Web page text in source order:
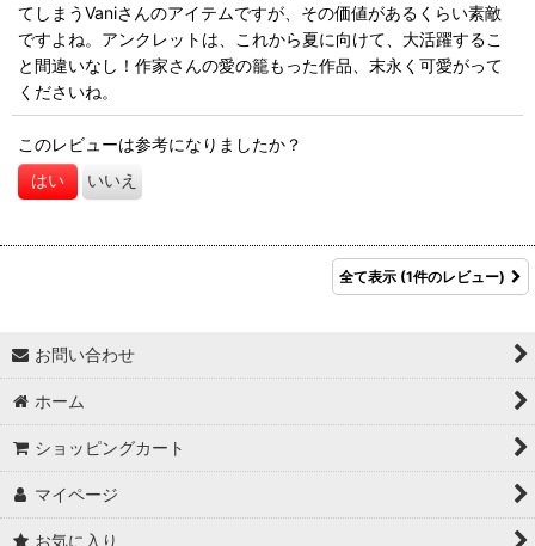
てしまうVaniさんのアイテムですが、その価値があるくらい素敵
ですよね。アンクレットは、これから夏に向けて、大活躍するこ
と間違いなし！作家さんの愛の籠もった作品、末永く可愛がって
くださいね。
このレビューは参考になりましたか？
はい いいえ
全て表示 (1件のレビュー)
お問い合わせ
ホーム
ショッピングカート
マイページ
お気に入り